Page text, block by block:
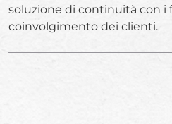
soluzione di continuità con i
coinvolgimento dei clienti.